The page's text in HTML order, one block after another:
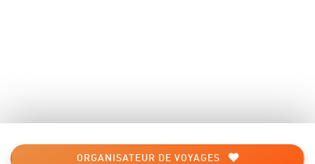
ORGANISATEUR DE VOYAGES